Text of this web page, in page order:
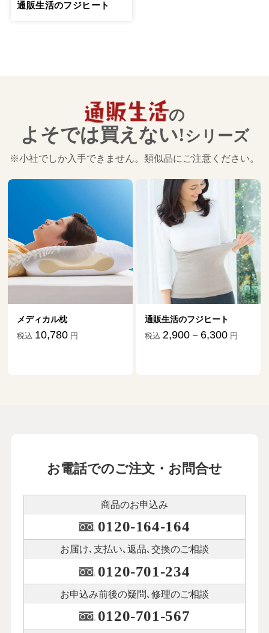
通販生活のフジヒート
の
よそでは買えない!シリーズ
※小社でしか入手できません。類似品にご注意ください。
メディカル枕
税込 10,780 円
通販生活のフジヒート
税込 2,900－6,300 円
お電話でのご注文・お問合せ
商品のお申込み
0120-164-164
お届け､支払い､ 返品､交換のご相談
0120-701-234
お申込み前後の疑問､修理のご相談
0120-701-567